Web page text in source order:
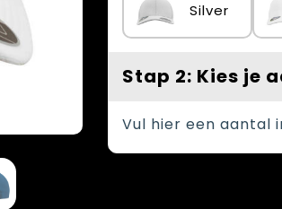
Silver
Stap 2: Kies je
Vul hier een aantal